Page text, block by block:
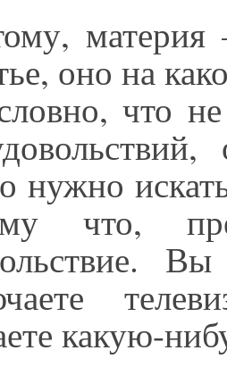
оно на
что
нужно
что,
какую-